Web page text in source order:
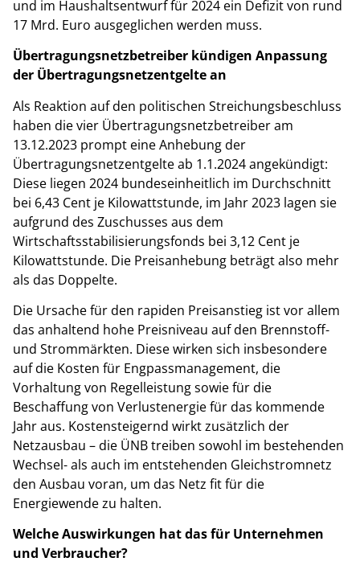
und im Haushaltsentwurf für 2024 ein Defizit von rund
17 Mrd. Euro ausgeglichen werden muss.
Übertragungsnetzbetreiber kündigen Anpassung
der Übertragungsnetzentgelte an
Als Reaktion auf den politischen Streichungsbeschluss
haben die vier Übertragungsnetzbetreiber am
13.12.2023 prompt eine Anhebung der
Übertragungsnetzentgelte ab 1.1.2024 angekündigt:
Diese liegen 2024 bundeseinheitlich im Durchschnitt
bei 6,43 Cent je Kilowattstunde, im Jahr 2023 lagen sie
aufgrund des Zuschusses aus dem
Wirtschaftsstabilisierungsfonds bei 3,12 Cent je
Kilowattstunde. Die Preisanhebung beträgt also mehr
als das Doppelte.
Die Ursache für den rapiden Preisanstieg ist vor allem
das anhaltend hohe Preisniveau auf den Brennstoff-
und Strommärkten. Diese wirken sich insbesondere
auf die Kosten für Engpassmanagement, die
Vorhaltung von Regelleistung sowie für die
Beschaffung von Verlustenergie für das kommende
Jahr aus. Kostensteigernd wirkt zusätzlich der
Netzausbau – die ÜNB treiben sowohl im bestehenden
Wechsel- als auch im entstehenden Gleichstromnetz
den Ausbau voran, um das Netz fit für die
Energiewende zu halten.
Welche Auswirkungen hat das für Unternehmen
und Verbraucher?